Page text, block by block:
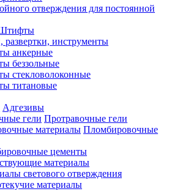
отверждения для постоянной
развертки, инструменты
анкерные
беззольные
стекловолоконные
титановые
Адгезивы
Протравочные гели
Пломбировочные
цементы
материалы
светового отверждения
материалы